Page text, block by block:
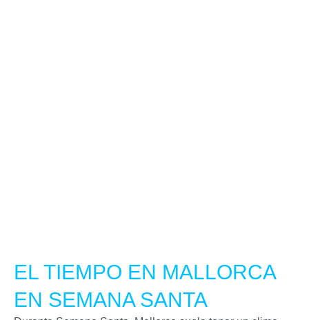
EL TIEMPO EN MALLORCA
EN SEMANA SANTA